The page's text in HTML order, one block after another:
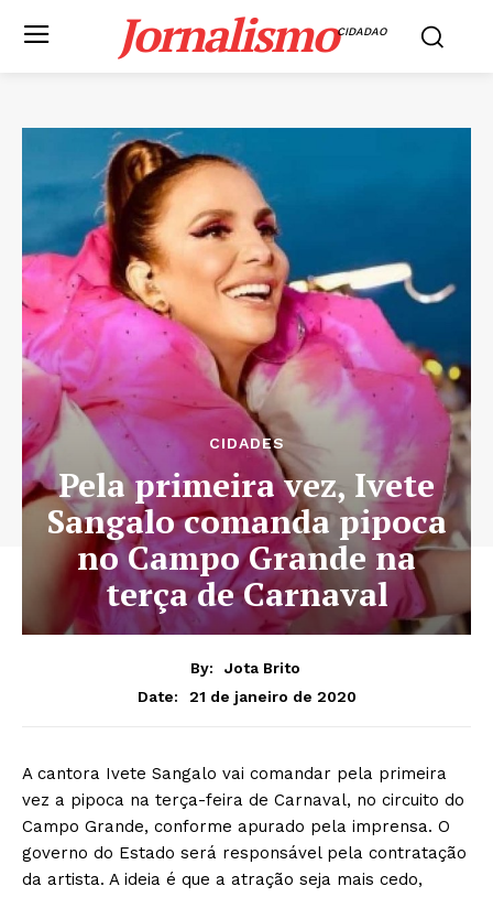
JornalismoCIDADAO
CIDADES
Pela primeira vez, Ivete
Sangalo comanda pipoca
no Campo Grande na
terça de Carnaval
By:
Jota Brito
Date:
21 de janeiro de 2020
A cantora Ivete Sangalo vai comandar pela primeira
vez a pipoca na terça-feira de Carnaval, no circuito do
Campo Grande, conforme apurado pela imprensa. O
governo do Estado será responsável pela contratação
da artista. A ideia é que a atração seja mais cedo,